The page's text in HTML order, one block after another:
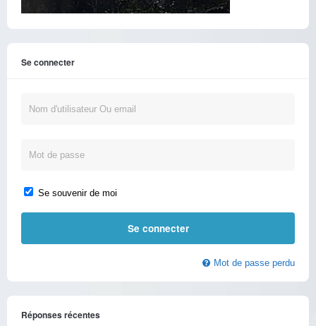
Se connecter
Se souvenir de moi
Mot de passe perdu
Réponses récentes